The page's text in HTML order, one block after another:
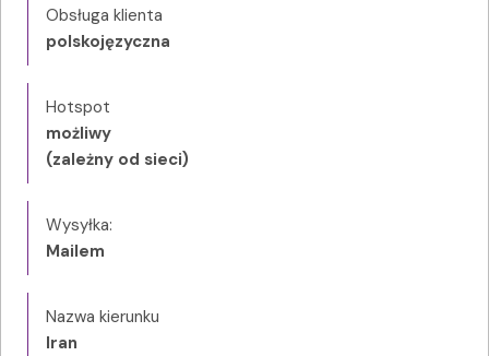
Obsługa klienta
polskojęzyczna
Hotspot
możliwy
(zależny od sieci)
Wysyłka:
Mailem
Nazwa kierunku
Iran